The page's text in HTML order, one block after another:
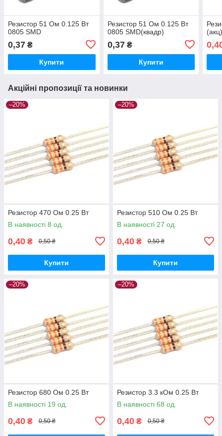
Резистор 51 Ом 0.125 Вт
0805 SMD
0,37 ₴
Купити
Резистор 51 Ом 0.125 Вт
0805 SMD(квадр)
0,37₴
Купити
Акційні пропозиції та новинки
–20%
Резистор 470 Ом 0.25 Вт
В наявності 8 од.
0,40 ₴ 0,50 ₴
Купити
–20%
Резистор 510 Ом 0.25 Вт
В наявності 27 од.
0,40 ₴ 0,50 ₴
Купити
–20%
Резистор 680 Ом 0.25 Вт
В наявності 19 од.
0,40 ₴ 0,50 ₴
–20%
Резистор 3.3 кОм 0.25 Вт
В наявності 68 од.
0,40 ₴ 0,50 ₴